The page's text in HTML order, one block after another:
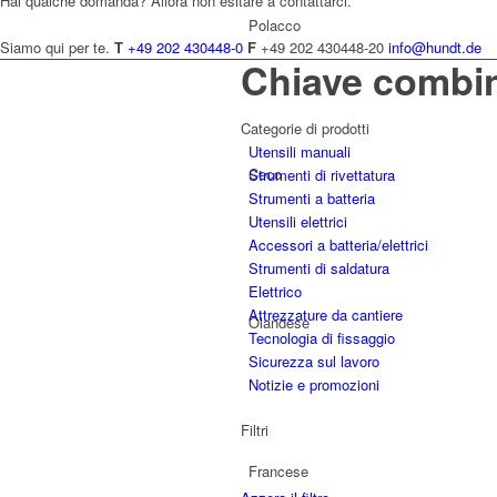
Polacco
Ceco
Olandese
Francese
Siamo qui per te. T +49 202 430448-0 F +49 202 430448-20 info@hundt.de
Chiave
Categorie di prodotti
Utensili manuali
Strumenti di rivettatura
Strumenti a batteria
Utensili elettrici
Accessori a batteria/elettrici
Strumenti di saldatura
Elettrico
Attrezzature da cantiere
Tecnologia di fissaggio
Sicurezza sul lavoro
Notizie e promozioni
Filtri